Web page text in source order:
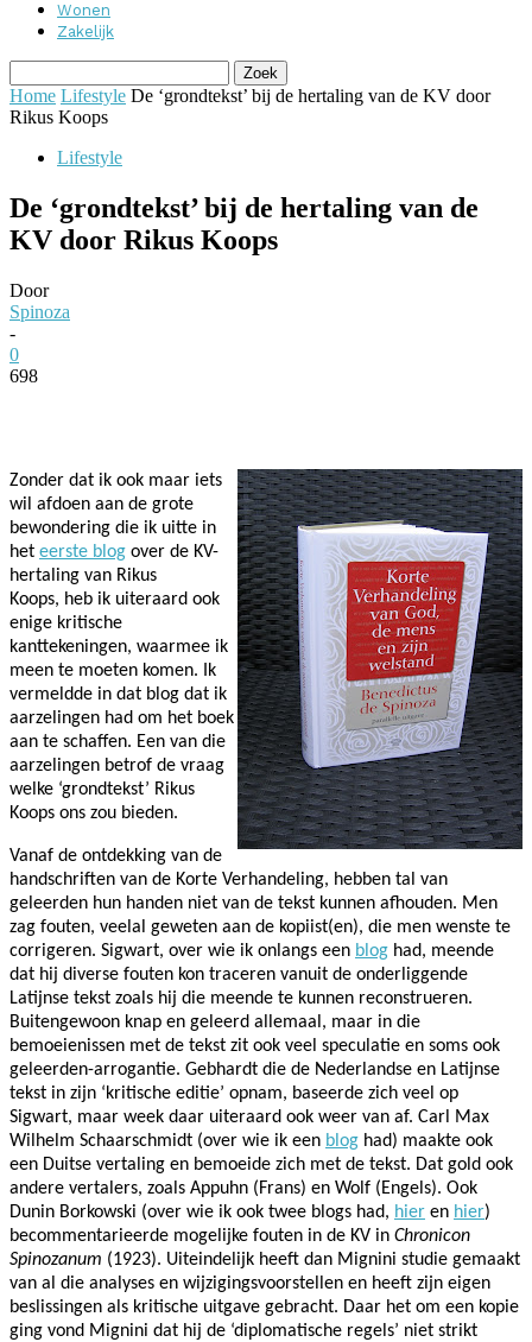
Wonen
Zakelijk
Home Lifestyle De ‘grondtekst’ bij de hertaling van de KV door
Rikus Koops
Lifestyle
De ‘grondtekst’ bij de hertaling van de
KV door Rikus Koops
Door
Spinoza
-
0
698
Zonder dat ik ook maar iets
wil afdoen aan de grote
bewondering die ik uitte in
het eerste blog over de KV-
hertaling van Rikus
Koops, heb ik uiteraard ook
enige kritische
kanttekeningen, waarmee ik
meen te moeten komen. Ik
vermeldde in dat blog dat ik
aarzelingen had om het boek
aan te schaffen. Een van die
aarzelingen betrof de vraag
welke ‘grondtekst’ Rikus
Koops ons zou bieden.
Vanaf de ontdekking van de
handschriften van de Korte Verhandeling, hebben tal van
geleerden hun handen niet van de tekst kunnen afhouden. Men
zag fouten, veelal geweten aan de kopiist(en), die men wenste te
corrigeren. Sigwart, over wie ik onlangs een blog had, meende
dat hij diverse fouten kon traceren vanuit de onderliggende
Latijnse tekst zoals hij die meende te kunnen reconstrueren.
Buitengewoon knap en geleerd allemaal, maar in die
bemoeienissen met de tekst zit ook veel speculatie en soms ook
geleerden-arrogantie. Gebhardt die de Nederlandse en Latijnse
tekst in zijn ‘kritische editie’ opnam, baseerde zich veel op
Sigwart, maar week daar uiteraard ook weer van af. Carl Max
Wilhelm Schaarschmidt (over wie ik een blog had) maakte ook
een Duitse vertaling en bemoeide zich met de tekst. Dat gold ook
andere vertalers, zoals Appuhn (Frans) en Wolf (Engels). Ook
Dunin Borkowski (over wie ik ook twee blogs had, hier en hier)
becommentarieerde mogelijke fouten in de KV in Chronicon
Spinozanum (1923). Uiteindelijk heeft dan Mignini studie gemaakt
van al die analyses en wijzigingsvoorstellen en heeft zijn eigen
beslissingen als kritische uitgave gebracht. Daar het om een kopie
ging vond Mignini dat hij de ‘diplomatische regels’ niet strikt